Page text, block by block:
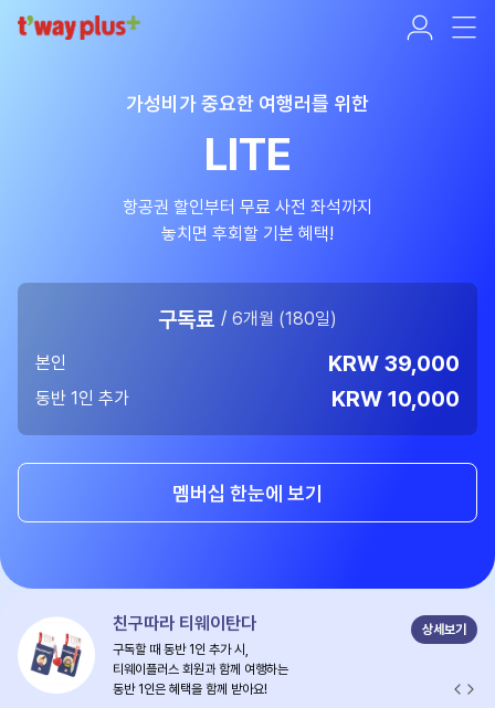
가성비가 중요한 여행러를 위한
LITE
항공권 할인부터 무료 사전 좌석까지
놓치면 후회할 기본 혜택!
구독료 6개월 (180일)
본인 KRW 39,000
동반 1인 추가 KRW 10,000
멤버십 한눈에 보기
친구따라 티웨이탄다
상세보기
구독할 때 동반 1인 추가 시,
티웨이플러스 회원과 함께 여행하는
동반 1인은 혜택을 함께 받아요!
이전
다음